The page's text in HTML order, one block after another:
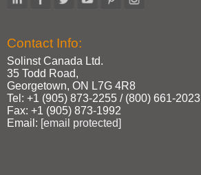
Contact Info:
Solinst Canada Ltd.
35 Todd Road,
Georgetown, ON L7G 4R8
Tel: +1 (905) 873‑2255 / (800) 661‑2023
Fax: +1 (905) 873‑1992
Email: [email protected]